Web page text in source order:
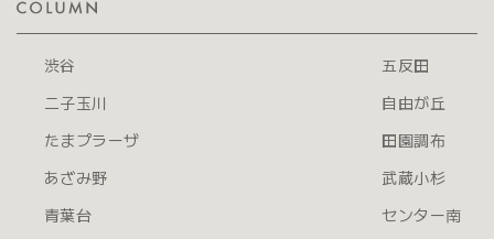
渋谷
二子玉川
たまプラーザ
あざみ野
青葉台
五反田
自由が丘
田園調布
武蔵小杉
センター南